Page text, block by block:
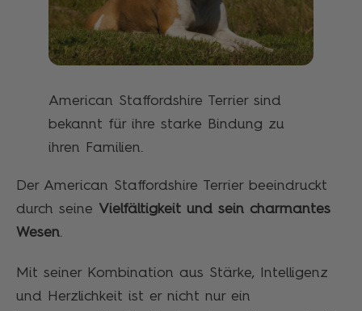
American Staffordshire Terrier sind
bekannt für ihre starke Bindung zu
ihren Familien.
Der American Staffordshire Terrier beeindruckt
durch seine Vielfältigkeit und sein charmantes
Wesen.
Mit seiner Kombination aus Stärke, Intelligenz
und Herzlichkeit ist er nicht nur ein